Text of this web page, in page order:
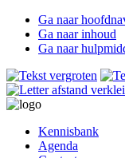
Ga naar
Ga naar inhoud
Ga naar
Kennisbank
Agenda